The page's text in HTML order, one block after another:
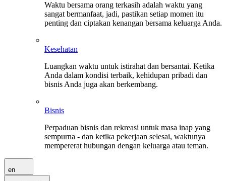
Waktu bersama orang terkasih adalah waktu yang
sangat bermanfaat, jadi, pastikan setiap momen itu
penting dan ciptakan kenangan bersama keluarga Anda.
Kesehatan
Luangkan waktu untuk istirahat dan bersantai. Ketika
Anda dalam kondisi terbaik, kehidupan pribadi dan
bisnis Anda juga akan berkembang.
Bisnis
Perpaduan bisnis dan rekreasi untuk masa inap yang
sempurna - dan ketika pekerjaan selesai, waktunya
mempererat hubungan dengan keluarga atau teman.
en